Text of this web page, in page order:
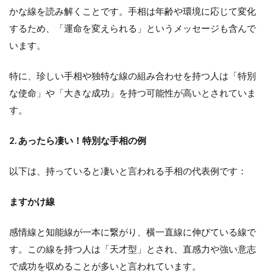
かな線を読み解くことです。手相は年齢や環境に応じて変化
するため、「運命を変えられる」というメッセージも含んで
います。
特に、珍しい手相や独特な線の組み合わせを持つ人は「特別
な使命」や「大きな成功」を持つ可能性が高いとされていま
す。
2. あったら凄い！特別な手相の例
以下は、持っていると凄いと言われる手相の代表例です：
ますかけ線
感情線と知能線が一本に繋がり、横一直線に伸びている線で
す。この線を持つ人は「天才型」とされ、直感力や強い意志
で成功を収めることが多いと言われています。